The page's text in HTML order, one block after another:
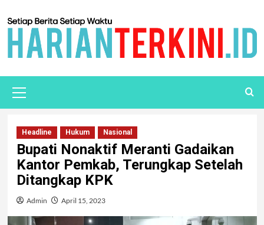
Headline Hukum Nasional
Bupati Nonaktif Meranti Gadaikan
Kantor Pemkab, Terungkap Setelah
Ditangkap KPK
Admin April 15, 2023